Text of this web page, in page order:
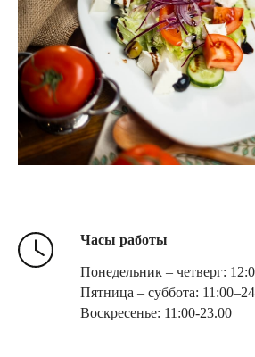
Часы работы
Понедельник – четверг:
Пятница – суббота:
Воскресенье: 11:00-23.00